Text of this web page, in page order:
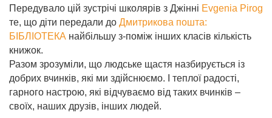
Передувало цій зустрічі школярів з Джінні Evgenia Pirog
те, що діти передали до Дмитрикова пошта:
БІБЛІОТЕКА найбільшу з-поміж інших класів кількість
книжок.
Разом зрозуміли, що людське щастя назбирується із
добрих вчинків, які ми здійснюємо. І теплої радості,
гарного настрою, які відчуваємо від таких вчинків –
своїх, наших друзів, інших людей.